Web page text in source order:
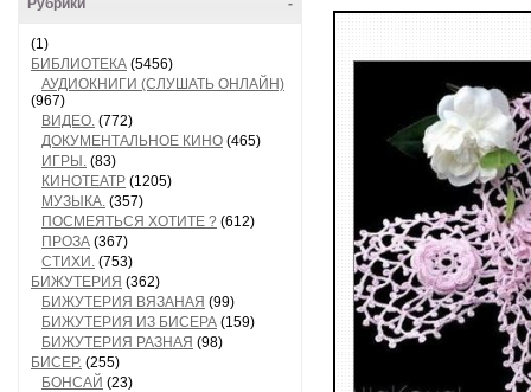
-
Рубрики
(1)
БИБЛИОТЕКА (5456)
АУДИОКНИГИ (СЛУШАТЬ ОНЛАЙН)
(967)
ВИДЕО. (772)
ДОКУМЕНТАЛЬНОЕ КИНО (465)
ИГРЫ. (83)
КИНОТЕАТР (1205)
МУЗЫКА. (357)
ПОСМЕЯТЬСЯ ХОТИТЕ ? (612)
ПРОЗА (367)
СТИХИ. (753)
БИЖУТЕРИЯ (362)
БИЖУТЕРИЯ ВЯЗАНАЯ (99)
БИЖУТЕРИЯ ИЗ БИСЕРА (159)
БИЖУТЕРИЯ РАЗНАЯ (98)
БИСЕР. (255)
БОНСАЙ (23)